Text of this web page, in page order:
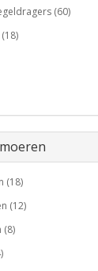
(60)
(18)
(12)
(8)